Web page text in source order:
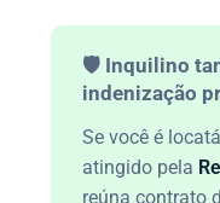
🛡️ Inquilino
indenização
Se você é
atingido pela
reúna contrato